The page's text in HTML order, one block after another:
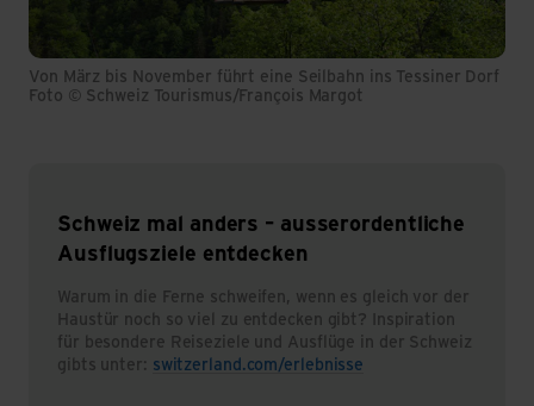
Von März bis November führt eine Seilbahn ins Tessiner Dorf
Foto © Schweiz Tourismus/François Margot
Schweiz mal anders – ausserordentliche
Ausflugsziele entdecken
Warum in die Ferne schweifen, wenn es gleich vor der
Haustür noch so viel zu entdecken gibt? Inspiration
für besondere Reiseziele und Ausflüge in der Schweiz
gibts unter: switzerland.com/erlebnisse